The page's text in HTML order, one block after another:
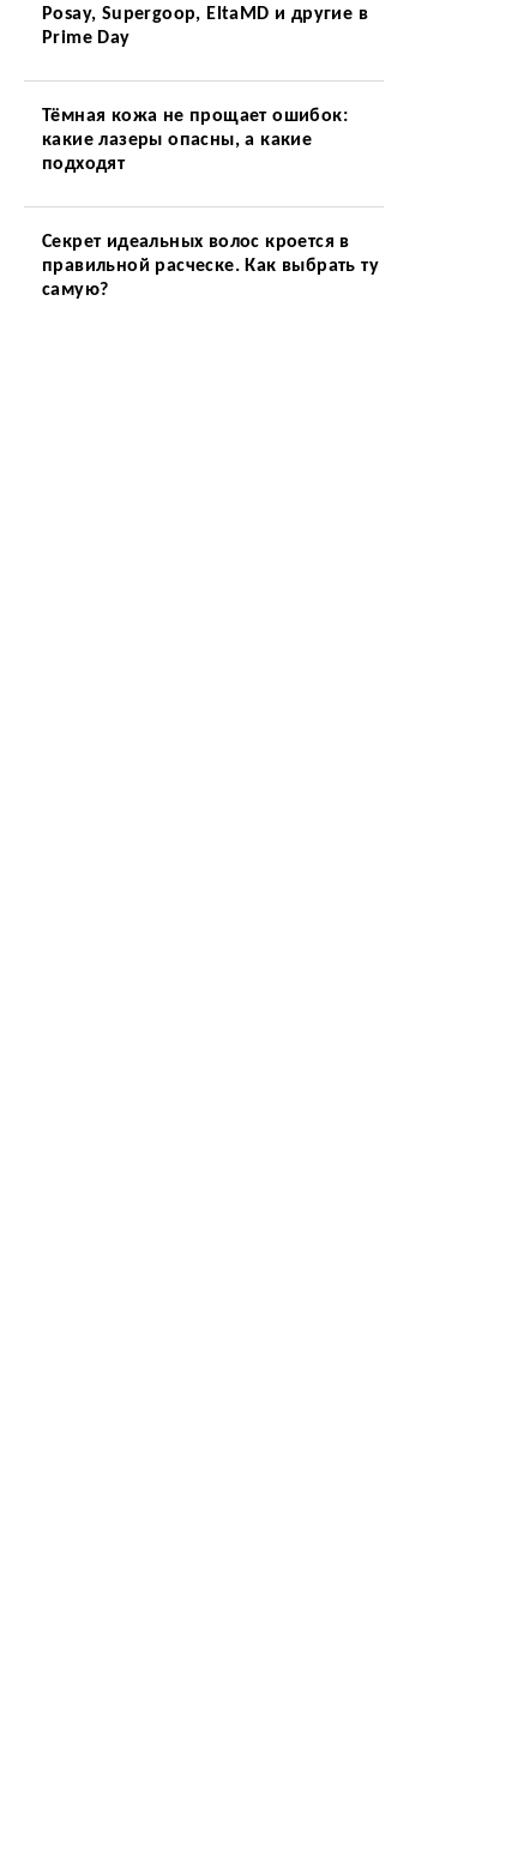
Posay, Supergoop, EltaMD и другие в
Prime Day
Тёмная кожа не прощает ошибок:
какие лазеры опасны, а какие
подходят
Секрет идеальных волос кроется в
правильной расческе. Как выбрать ту
самую?